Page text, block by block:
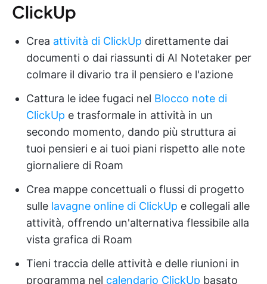
ClickUp
Crea attività di ClickUp direttamente dai
documenti o dai riassunti di AI Notetaker per
colmare il divario tra il pensiero e l'azione
Cattura le idee fugaci nel Blocco note di
ClickUp e trasformale in attività in un
secondo momento, dando più struttura ai
tuoi pensieri e ai tuoi piani rispetto alle note
giornaliere di Roam
Crea mappe concettuali o flussi di progetto
sulle lavagne online di ClickUp e collegali alle
attività, offrendo un'alternativa flessibile alla
vista grafica di Roam
Tieni traccia delle attività e delle riunioni in
programma nel calendario ClickUp basato